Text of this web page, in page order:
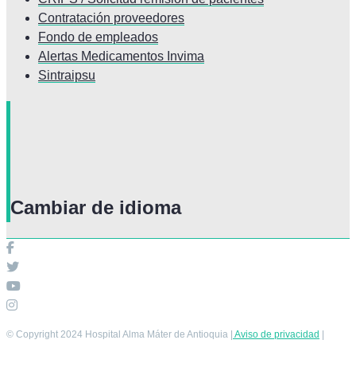
Contratación proveedores
Fondo de empleados
Alertas Medicamentos Invima
Sintraipsu
Cambiar de idioma
© Copyright 2024 Hospital Alma Máter de Antioquia | Aviso de privacidad |